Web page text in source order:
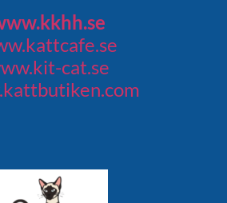
cat.se